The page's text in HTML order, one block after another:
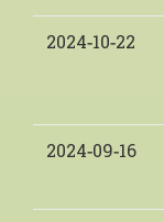
2024-10-22
2024-09-16